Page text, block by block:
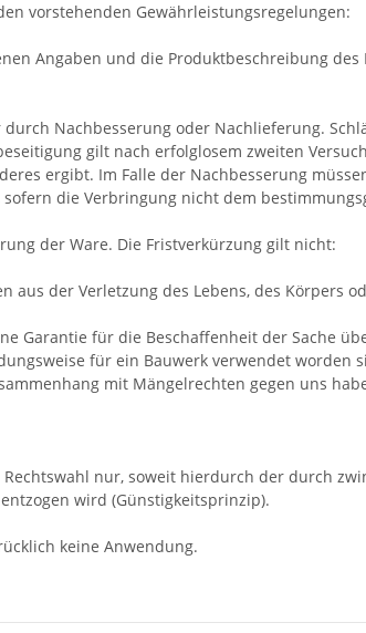
vorstehenden Gewährleistungsregelungen:
Angaben und die Produktbeschreibung
Nachbesserung oder Nachlieferung.
gilt nach erfolglosem zweiten
ergibt. Im Falle der Nachbesserung
die Verbringung nicht dem
der Ware. Die Fristverkürzung gilt nicht:
aus der Verletzung des Lebens, des Körpers
Garantie für die Beschaffenheit der Sache
für ein Bauwerk verwendet worden
mit Mängelrechten gegen uns
nur, soweit hierdurch der durch
wird (Günstigkeitsprinzip).
keine Anwendung.